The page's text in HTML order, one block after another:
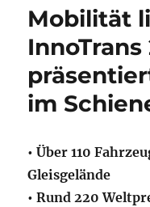
Mobilität
InnoTrans
im
• Über 110
Gleisgelände
• Rund 220